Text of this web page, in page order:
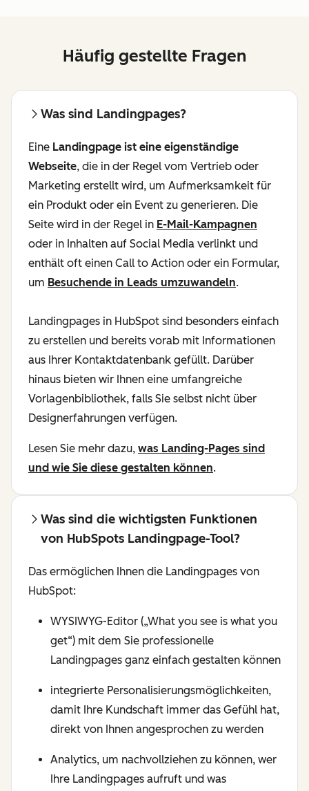
Häufig gestellte Fragen
Was sind Landingpages?
Eine Landingpage ist eine eigenständige
Webseite, die in der Regel vom Vertrieb oder
Marketing erstellt wird, um Aufmerksamkeit für
ein Produkt oder ein Event zu generieren. Die
Seite wird in der Regel in E-Mail-Kampagnen
oder in Inhalten auf Social Media verlinkt und
enthält oft einen Call to Action oder ein Formular,
um Besuchende in Leads umzuwandeln.
Landingpages in HubSpot sind besonders einfach
zu erstellen und bereits vorab mit Informationen
aus Ihrer Kontaktdatenbank gefüllt. Darüber
hinaus bieten wir Ihnen eine umfangreiche
Vorlagenbibliothek, falls Sie selbst nicht über
Designerfahrungen verfügen.
Lesen Sie mehr dazu, was Landing-Pages sind
und wie Sie diese gestalten können.
Was sind die wichtigsten Funktionen
von HubSpots Landingpage-Tool?
Das ermöglichen Ihnen die Landingpages von
HubSpot:
WYSIWYG-Editor („What you see is what you
get“) mit dem Sie professionelle
Landingpages ganz einfach gestalten können
integrierte Personalisierungsmöglichkeiten,
damit Ihre Kundschaft immer das Gefühl hat,
direkt von Ihnen angesprochen zu werden
Analytics, um nachvollziehen zu können, wer
Ihre Landingpages aufruft und was